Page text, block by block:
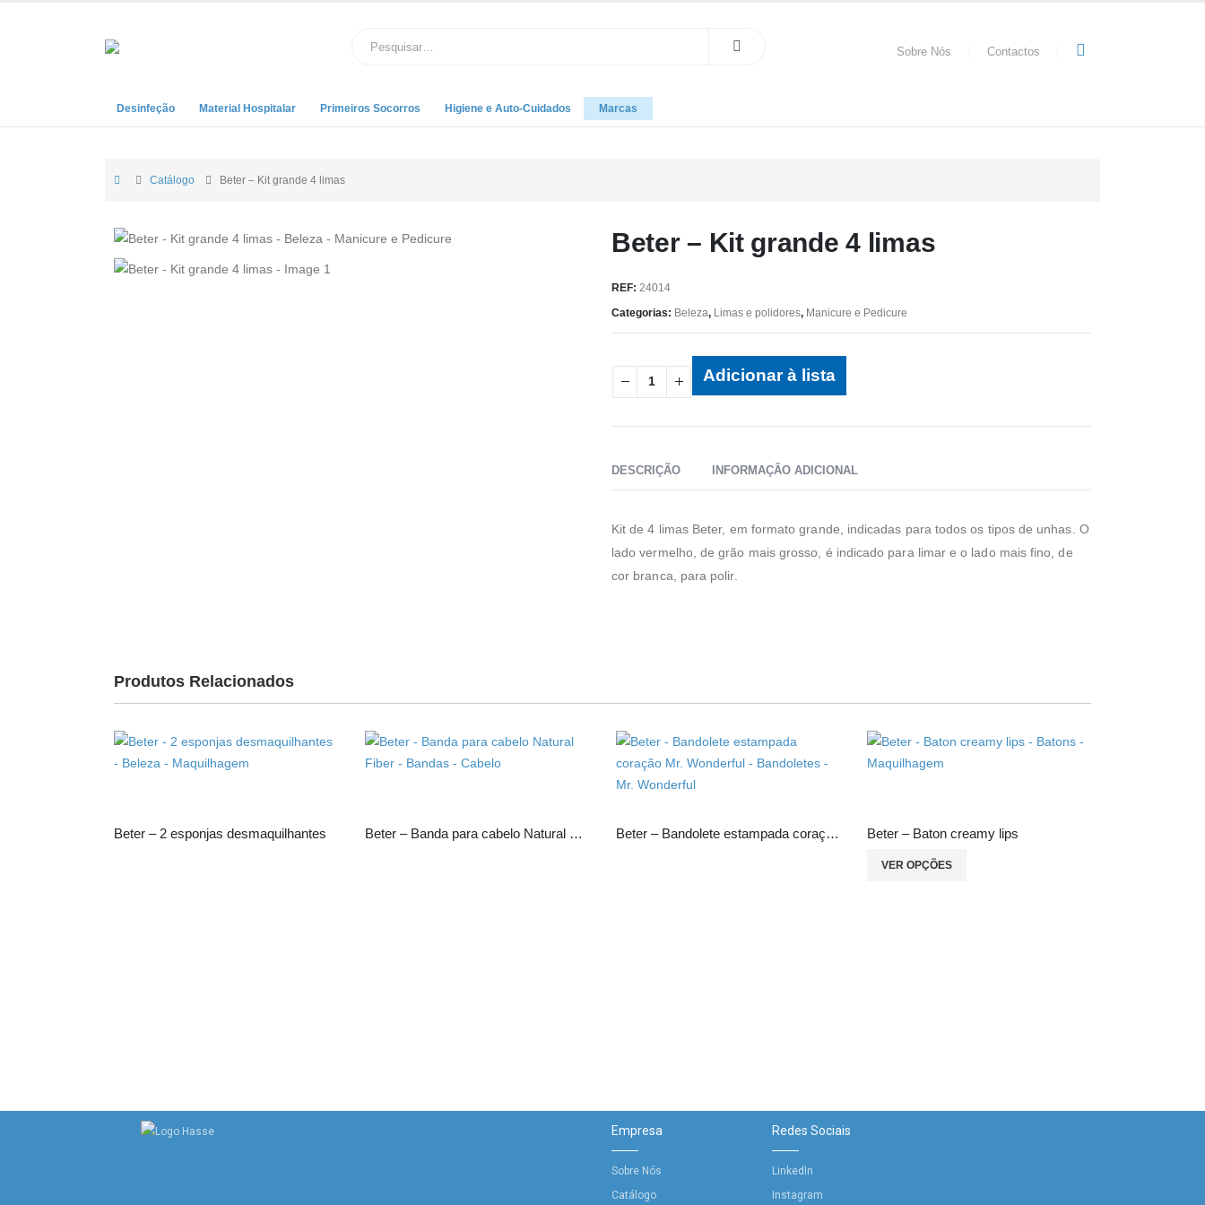
Sobre Nós Contactos
Desinfeção Material Hospitalar Primeiros Socorros Higiene e Auto-Cuidados Marcas
Catálogo Beter – Kit grande 4 limas
Beter – Kit grande 4 limas
REF: 24014
Categorias: Beleza, Limas e polidores, Manicure e Pedicure
Adicionar à lista
DESCRIÇÃO INFORMAÇÃO ADICIONAL
Kit de 4 limas Beter, em formato grande, indicadas para todos os tipos de unhas. O
lado vermelho, de grão mais grosso, é indicado para limar e o lado mais fino, de
cor branca, para polir.
Produtos Relacionados
Beter – 2 esponjas desmaquilhantes Beter – Banda para cabelo Natural Fiber Beter – Bandolete estampada coração Mr. Wonderful Beter – Baton creamy lips
VER OPÇÕES
Empresa
Sobre Nós
Catálogo
Redes Sociais
LinkedIn
Instagram